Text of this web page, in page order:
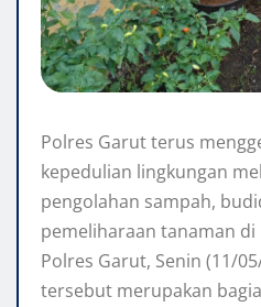
Polres Garut terus
kepedulian lingkungan
pengolahan sampah,
pemeliharaan tanaman
Polres Garut, Senin (11/
tersebut merupakan